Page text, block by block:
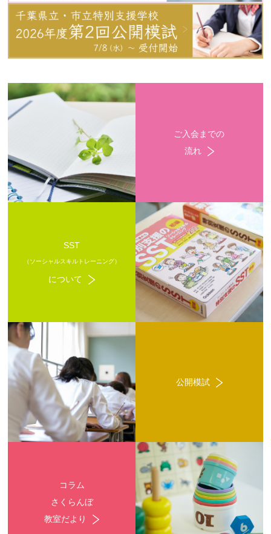
ご入会までの
流れ
SST
（ソーシャルスキルトレーニング）
について
公開模試
コラム
さくらんぼ
教室だより